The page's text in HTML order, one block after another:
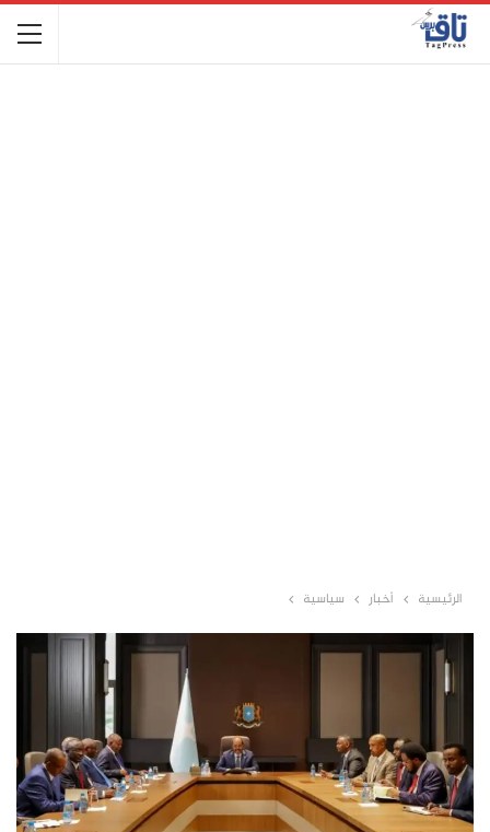
الرئيسية أخبار سياسية